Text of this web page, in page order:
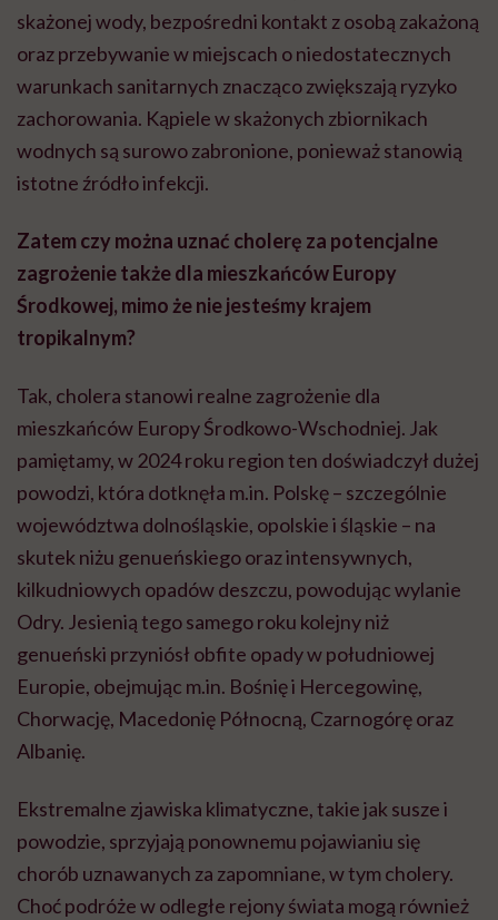
skażonej wody, bezpośredni kontakt z osobą zakażoną
oraz przebywanie w miejscach o niedostatecznych
warunkach sanitarnych znacząco zwiększają ryzyko
zachorowania. Kąpiele w skażonych zbiornikach
wodnych są surowo zabronione, ponieważ stanowią
istotne źródło infekcji.
Zatem czy można uznać cholerę za potencjalne
zagrożenie także dla mieszkańców Europy
Środkowej, mimo że nie jesteśmy krajem
tropikalnym?
Tak, cholera stanowi realne zagrożenie dla
mieszkańców Europy Środkowo-Wschodniej. Jak
pamiętamy, w 2024 roku region ten doświadczył dużej
powodzi, która dotknęła m.in. Polskę – szczególnie
województwa dolnośląskie, opolskie i śląskie – na
skutek niżu genueńskiego oraz intensywnych,
kilkudniowych opadów deszczu, powodując wylanie
Odry. Jesienią tego samego roku kolejny niż
genueński przyniósł obfite opady w południowej
Europie, obejmując m.in. Bośnię i Hercegowinę,
Chorwację, Macedonię Północną, Czarnogórę oraz
Albanię.
Ekstremalne zjawiska klimatyczne, takie jak susze i
powodzie, sprzyjają ponownemu pojawianiu się
chorób uznawanych za zapomniane, w tym cholery.
Choć podróże w odległe rejony świata mogą również